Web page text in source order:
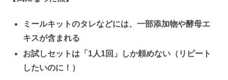
ミールキットのタレなどには、一部添加物や酵母エ
キスが含まれる
お試しセットは「1人1回」しか頼めない（リピート
したいのに！）